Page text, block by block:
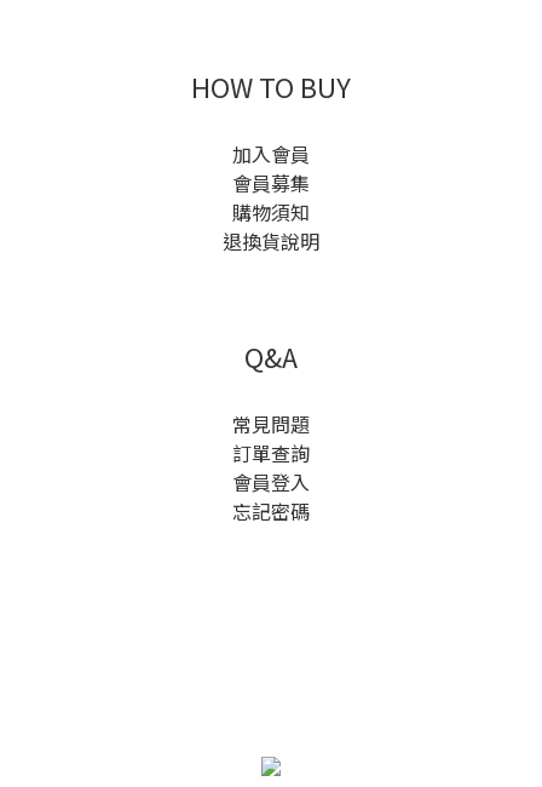
HOW TO BUY
加入會員
會員募集
購物須知
退換貨說明
Q&A
常見問題
訂單查詢
會員登入
忘記密碼